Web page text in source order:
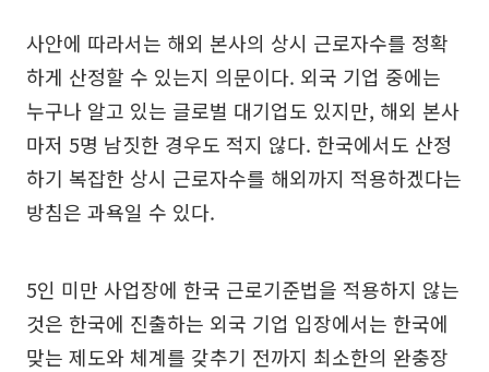
사안에 따라서는 해외 본사의 상시 근로자수를 정확
하게 산정할 수 있는지 의문이다. 외국 기업 중에는
누구나 알고 있는 글로벌 대기업도 있지만, 해외 본사
마저 5명 남짓한 경우도 적지 않다. 한국에서도 산정
하기 복잡한 상시 근로자수를 해외까지 적용하겠다는
방침은 과욕일 수 있다.
5인 미만 사업장에 한국 근로기준법을 적용하지 않는
것은 한국에 진출하는 외국 기업 입장에서는 한국에
맞는 제도와 체계를 갖추기 전까지 최소한의 완충장